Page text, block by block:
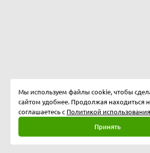
Мы используем файлы cookie, чтобы
сайтом удобнее. Продолжая находиться
соглашаетесь с Политикой
Принять